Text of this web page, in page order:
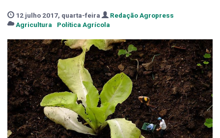
12 julho 2017, quarta-feira
Redação Agropress
Agricultura
Política Agrícola